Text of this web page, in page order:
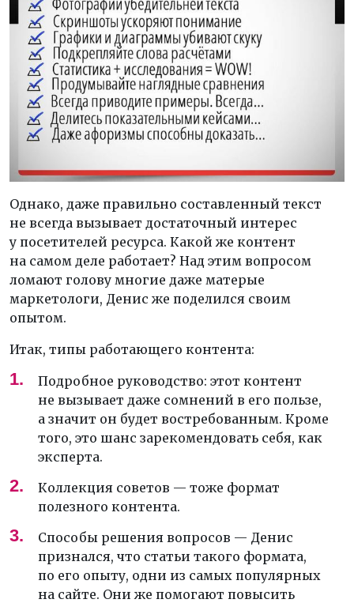
Однако, даже правильно составленный текст
не всегда вызывает достаточный интерес
у посетителей ресурса. Какой же контент
на самом деле работает? Над этим вопросом
ломают голову многие даже матерые
маркетологи, Денис же поделился своим
опытом.
Итак, типы работающего контента:
Подробное руководство: этот контент
не вызывает даже сомнений в его пользе,
а значит он будет востребованным. Кроме
того, это шанс зарекомендовать себя, как
эксперта.
Коллекция советов — тоже формат
полезного контента.
Способы решения вопросов — Денис
признался, что статьи такого формата,
по его опыту, одни из самых популярных
на сайте. Они же помогают повысить